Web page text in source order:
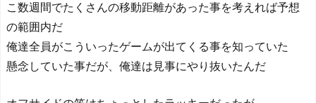
こ数週間でたくさんの移動距離があった事を考えれば予想
の範囲内だ
俺達全員がこういったゲームが出てくる事を知っていた
懸念していた事だが、俺達は見事にやり抜いたんだ